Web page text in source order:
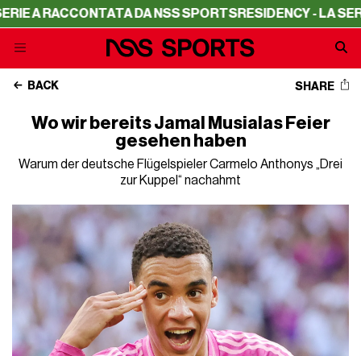
DA NSS SPORTSRESIDENCY - LA SERIE A
BACK SHARE
Wo wir bereits Jamal Musialas Feier
gesehen haben
Warum der deutsche Flügelspieler Carmelo Anthonys „Drei
zur Kuppel“ nachahmt